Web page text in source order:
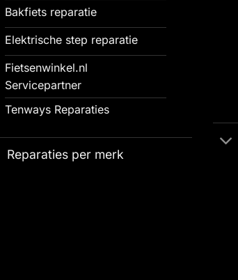
Bakfiets reparatie
Elektrische step reparatie
Fietsenwinkel.nl
Servicepartner
Tenways Reparaties
Reparaties per merk